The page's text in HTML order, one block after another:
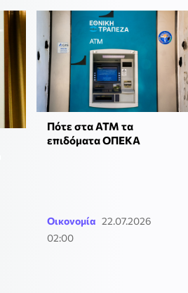
Πότε στα ΑΤΜ τα
επιδόματα ΟΠΕΚΑ
Οικονομία 22.07.2026
02:00